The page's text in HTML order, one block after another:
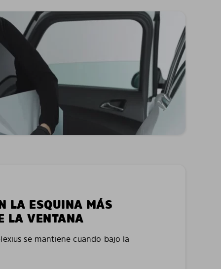
LA ESQUINA MÁS
LA VENTANA
se mantiene cuando bajo la